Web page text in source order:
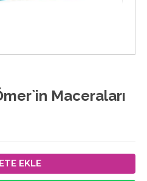
Maceraları
EKLE